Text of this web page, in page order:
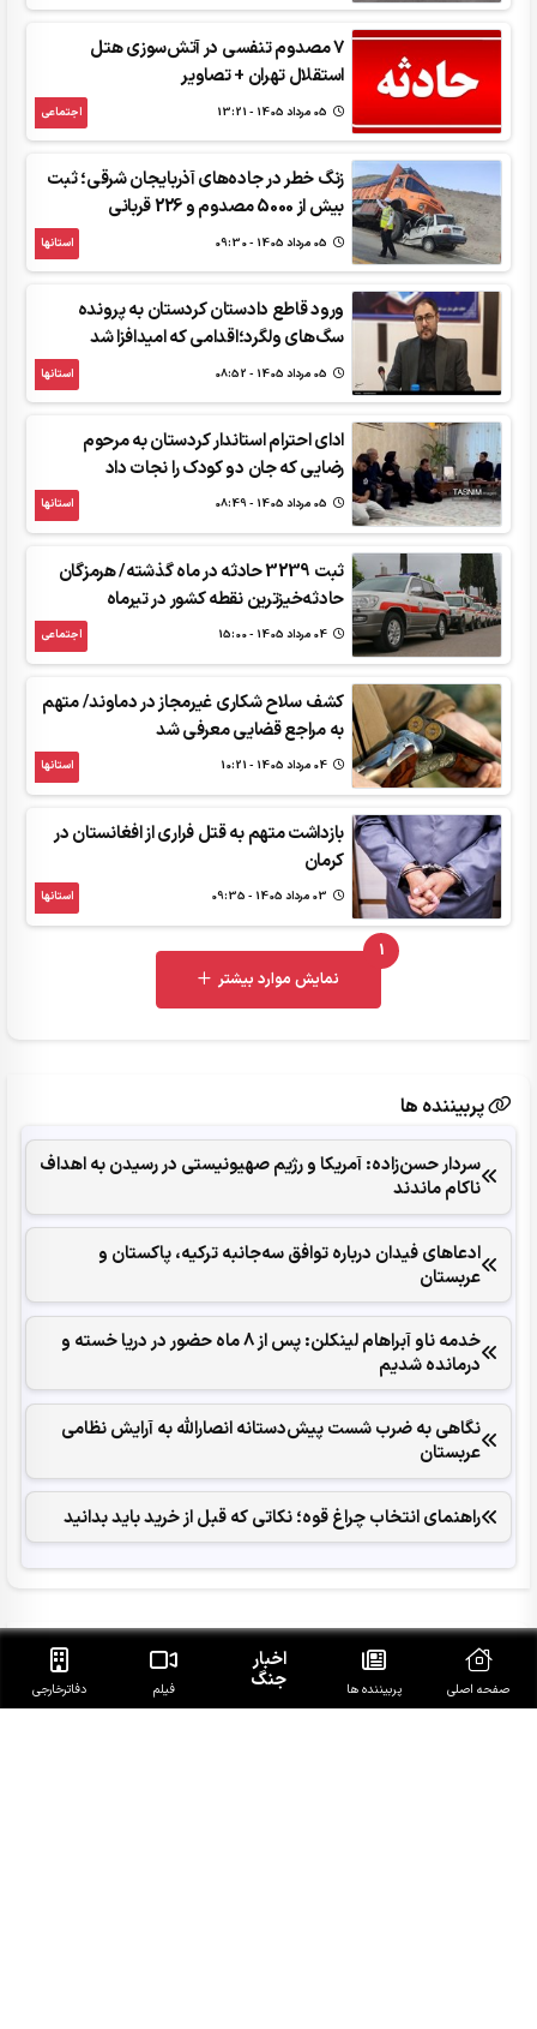
7 مصدوم تنفسی در آتش‌سوزی هتل
استقلال تهران + تصاویر
اجتماعی
زنگ خطر در جاده‌های آذربایجان شرقی؛ ثبت
بیش از 5000 مصدوم و 226 قربانی
استانها
ورود قاطع دادستان کردستان به پرونده
سگ‌های ولگرد؛اقدامی که امیدافزا شد
استانها
ادای احترام استاندار کردستان به مرحوم
رضایی که جان دو کودک را نجات داد
استانها
ثبت 3239 حادثه در ماه گذشته/ هرمزگان
حادثه‌خیزترین نقطه کشور در تیرماه
اجتماعی
کشف سلاح شکاری غیرمجاز در دماوند/ متهم
به مراجع قضایی معرفی شد
استانها
بازداشت متهم به قتل فراری از افغانستان در
کرمان
استانها
1
UNREAD MESSAGES
نمایش موارد بیشتر
پربیننده ها
سردار حسن‌زاده: آمریکا و رژیم صهیونیستی در رسیدن به اهداف
ناکام ماندند
ادعاهای فیدان درباره توافق سه‌جانبه ترکیه، پاکستان و
عربستان
خدمه ناو آبراهام لینکلن: پس از 8 ماه حضور در دریا خسته و
درمانده‌ شدیم
نگاهی به ضرب شست پیش‌دستانه انصارالله به آرایش نظامی
عربستان
راهنمای انتخاب چراغ قوه؛ نکاتی که قبل از خرید باید بدانید
آخرین خبرهای روز
پزشکیان با رهبر معظم انقلاب اسلامی دیدار و گفت‌وگو کرد
صفحه اصلی پربیننده ها
اخبار
جنگ فیلم دفاتر‌خارجی